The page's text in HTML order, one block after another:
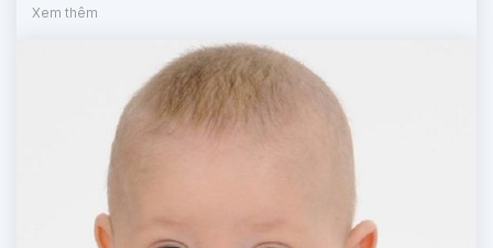
Xem thêm